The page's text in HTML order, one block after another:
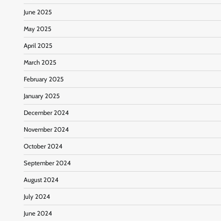
June 2025
May 2025
April 2025
March 2025
February 2025
January 2025
December 2024
November 2024
October 2024
September 2024
August 2024
July 2024
June 2024